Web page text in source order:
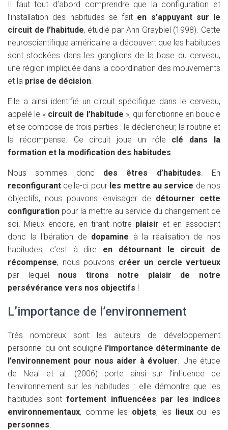
Il faut tout d’abord comprendre que la configuration et
l’installation des habitudes se fait en s’appuyant sur le
circuit de l’habitude, étudié par Ann Graybiel (1998). Cette
neuroscientifique américaine a découvert que les habitudes
sont stockées dans les ganglions de la base du cerveau,
une région impliquée dans la coordination des mouvements
et la prise de décision.
Elle a ainsi identifié un circuit spécifique dans le cerveau,
appelé le « circuit de l’habitude », qui fonctionne en boucle
et se compose de trois parties : le déclencheur, la routine et
la récompense. Ce circuit joue un rôle clé dans la
formation et la modification des habitudes.
Nous sommes donc des êtres d’habitudes. En
reconfigurant celle-ci pour les mettre au service de nos
objectifs, nous pouvons envisager de détourner cette
configuration pour la mettre au service du changement de
soi. Mieux encore, en tirant notre plaisir et en associant
donc la libération de dopamine à la réalisation de nos
habitudes, c’est à dire en détournant le circuit de
récompense, nous pouvons créer un cercle vertueux
par lequel nous tirons notre plaisir de notre
persévérance vers nos objectifs !
L’importance de l’environnement
Très nombreux sont les auteurs de développement
personnel qui ont souligné l’importance déterminante de
l’environnement pour nous aider à évoluer. Une étude
de Neal et al. (2006) porte ainsi sur l’influence de
l’environnement sur les habitudes : elle démontre que les
habitudes sontfortement influencées par les indices
environnementaux, comme les objets, les lieux ou les
personnes.